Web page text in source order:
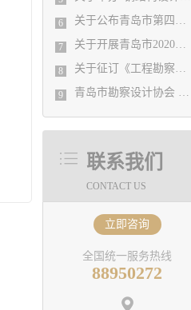
6 关于公布青岛市第四批深基坑工程评审专家的通知
7 关于开展青岛市2020年度勘察设计行业 优秀企业、优秀企业管理者、先进工作者 评选活动的通知
8 关于征订《工程勘察设计行业年度发展研究报告（2020）》的通知
9 青岛市勘察设计协会 关于公布2021年度青岛市优秀工程勘察设计成果竞赛评选结果的通知
联系我们
CONTACT US
立即咨询
全国统一服务热线
88950272